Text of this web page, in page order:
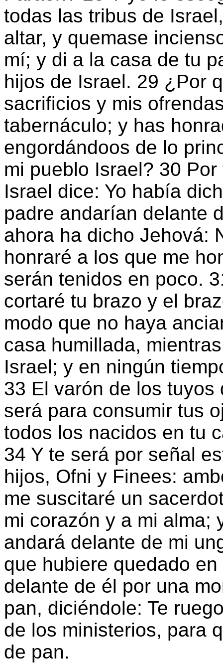
todas las tribus de
altar, y quemase
mí; y di a la casa de tu
hijos de Israel. 29 ¿Por
sacrificios y mis
tabernáculo; y has
engordándoos de lo
mi pueblo Israel? 30
Israel dice: Yo había
padre andarían delante
ahora ha dicho Jehová:
honraré a los que me
serán tenidos en poco.
cortaré tu brazo y el
modo que no haya
casa humillada,
Israel; y en ningún
33 El varón de los
será para consumir tus
todos los nacidos en tu
34 Y te será por señal
hijos, Ofni y Finees:
me suscitaré un
mi corazón y a mi alma;
andará delante de mi
que hubiere quedado
delante de él por una
pan, diciéndole: Te
de los ministerios, para
de pan.